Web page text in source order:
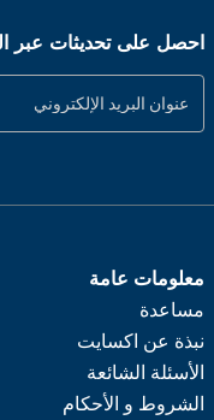
احصل على تحديثات عبر
معلومات عامة
مساعدة
نبذة عن اكسايت
الأسئلة الشائعة
الشروط و الأحكام